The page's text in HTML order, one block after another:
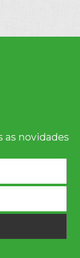
as novidades